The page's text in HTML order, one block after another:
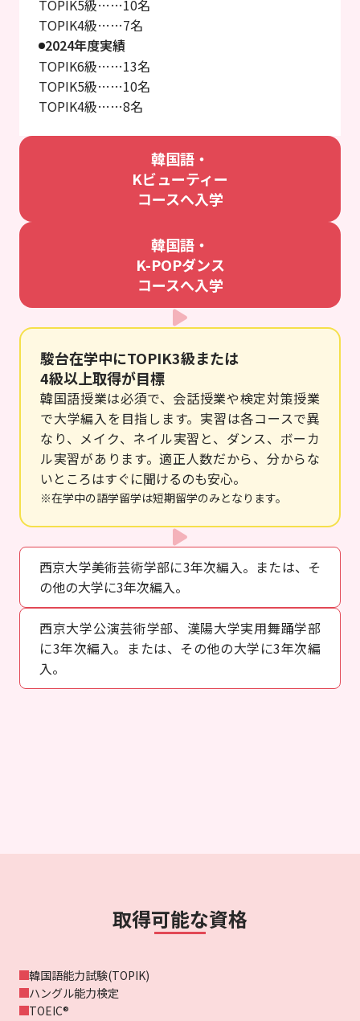
TOPIK5級……10名
TOPIK4級……7名
2024年度実績
TOPIK6級……13名
TOPIK5級……10名
TOPIK4級……8名
韓国語・
Kビューティー
コースへ入学
韓国語・
K-POPダンス
コースへ入学
駿台在学中にTOPIK3級または
4級以上取得が目標
韓国語授業は必須で、会話授業や検定対策授業
で大学編入を目指します。実習は各コースで異
なり、メイク、ネイル実習と、ダンス、ボーカ
ル実習があります。適正人数だから、分からな
いところはすぐに聞けるのも安心。
※在学中の語学留学は短期留学のみとなります。
西京大学美術芸術学部に3年次編入。または、そ
の他の大学に3年次編入。
西京大学公演芸術学部、漢陽大学実用舞踊学部
に3年次編入。または、その他の大学に3年次編
入。
取得可能な資格
韓国語能力試験(TOPIK)
ハングル能力検定
TOEIC®